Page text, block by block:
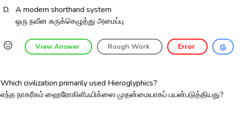
D.
A modern shorthand system
ஒரு நவீன சுருக்கெழுத்து அமைப்பு
😑 View Answer Rough Work Error
Which civilization primarily used Hieroglyphics?
எந்த நாகரீகம் ஹைரோகிளிஃபிக்ஸை முதன்மையாகப் பயன்படுத்தியது?